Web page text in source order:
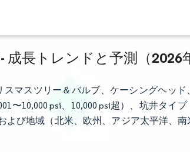
長トレンドと予測（2026
マスツリー＆バルブ、ケーシングヘッ
〜10,000 psi、10,000 psi超）、坑井タイプ
び地域（北米、欧州、アジア太平洋、南